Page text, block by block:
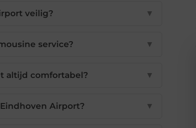
veilig? ▼
service? ▼
altijd comfortabel? ▼
Airport? ▼